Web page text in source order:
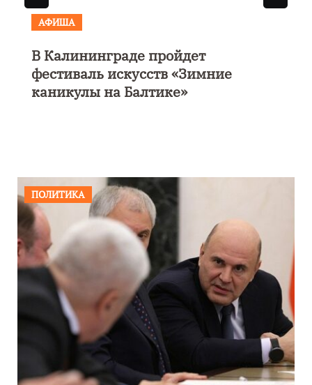
АФИША
В Калининграде пройдет
фестиваль искусств «Зимние
каникулы на Балтике»
ПОЛИТИКА